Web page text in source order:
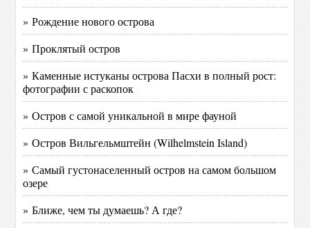
» Рождение нового острова
» Проклятый остров
» Каменные истуканы острова Пасхи в полный рост:
фотографии с раскопок
» Остров с самой уникальной в мире фауной
» Остров Вильгельмштейн (Wilhelmstein Island)
» Самый густонаселенный остров на самом большом
озере
» Ближе, чем ты думаешь? А где?